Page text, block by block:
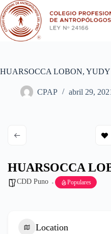
Saltar
al
contenido
HUARSOCCA LOBON, YUDY
CPAP abril 29,
HUARSOCCA
CDD Puno Populares
Location